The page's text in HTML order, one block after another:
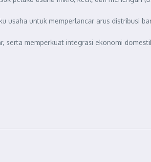
usaha untuk memperlancar arus distribusi
serta memperkuat integrasi ekonomi